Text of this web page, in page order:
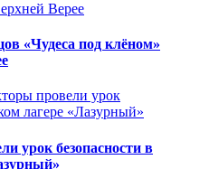
«Чудеса под клёном»
урок безопасности в